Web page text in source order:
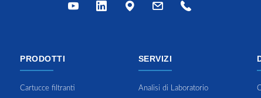
PRODOTTI
Cartucce filtranti
SERVIZI
Analisi di Laboratorio